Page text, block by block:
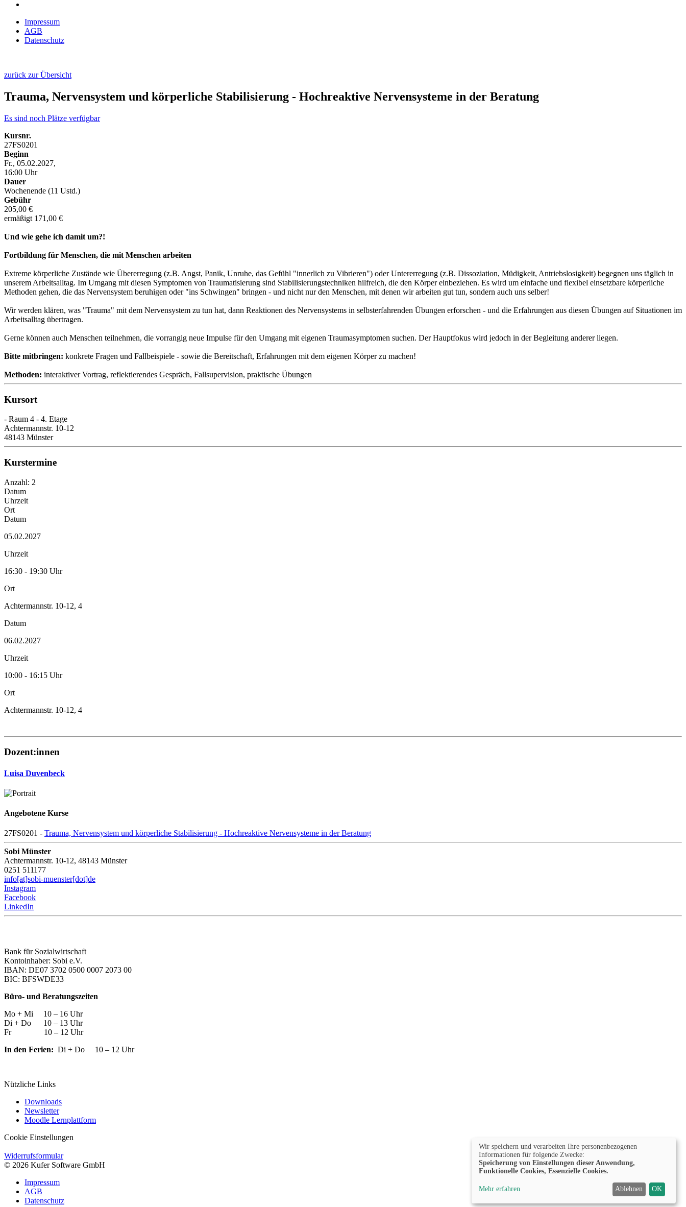
Impressum
AGB
Datenschutz
zurück zur Übersicht
Trauma, Nervensystem und körperliche Stabilisierung - Hochreaktive Nervensysteme in der Beratung
Es sind noch Plätze verfügbar
Kursnr.
27FS0201
Beginn
Fr., 05.02.2027,
16:00 Uhr
Dauer
Wochenende (11 Ustd.)
Gebühr
205,00 €
ermäßigt 171,00 €
Und wie gehe ich damit um?!
Fortbildung für Menschen, die mit Menschen arbeiten
Extreme körperliche Zustände wie Übererregung (z.B. Angst, Panik, Unruhe, das Gefühl "innerlich zu Vibrieren") oder Untererregung (z.B. Dissoziation, Müdigkeit, Antriebslosigkeit) begegnen uns täglich in
unserem Arbeitsalltag. Im Umgang mit diesen Symptomen von Traumatisierung sind Stabilisierungstechniken hilfreich, die den Körper einbeziehen. Es wird um einfache und flexibel einsetzbare körperliche
Methoden gehen, die das Nervensystem beruhigen oder "ins Schwingen" bringen - und nicht nur den Menschen, mit denen wir arbeiten gut tun, sondern auch uns selber!
Wir werden klären, was "Trauma" mit dem Nervensystem zu tun hat, dann Reaktionen des Nervensystems in selbsterfahrenden Übungen erforschen - und die Erfahrungen aus diesen Übungen auf Situationen im
Arbeitsalltag übertragen.
Gerne können auch Menschen teilnehmen, die vorrangig neue Impulse für den Umgang mit eigenen Traumasymptomen suchen. Der Hauptfokus wird jedoch in der Begleitung anderer liegen.
Bitte mitbringen: konkrete Fragen und Fallbeispiele - sowie die Bereitschaft, Erfahrungen mit dem eigenen Körper zu machen!
Methoden: interaktiver Vortrag, reflektierendes Gespräch, Fallsupervision, praktische Übungen
Kursort
- Raum 4 - 4. Etage
Achtermannstr. 10-12
48143 Münster
Kurstermine
Anzahl: 2
Datum
Uhrzeit
Ort
Datum
05.02.2027
Uhrzeit
16:30 - 19:30 Uhr
Ort
Achtermannstr. 10-12, 4
Datum
06.02.2027
Uhrzeit
10:00 - 16:15 Uhr
Ort
Achtermannstr. 10-12, 4
Dozent:innen
Luisa Duvenbeck
Angebotene Kurse
27FS0201 - Trauma, Nervensystem und körperliche Stabilisierung - Hochreaktive Nervensysteme in der Beratung
Sobi Münster
Achtermannstr. 10-12, 48143 Münster
0251 511177
info[at]sobi-muenster[dot]de
Instagram
Facebook
LinkedIn
Bank für Sozialwirtschaft
Kontoinhaber: Sobi e.V.
IBAN: DE07 3702 0500 0007 2073 00
BIC: BFSWDE33
Büro- und Beratungszeiten
Mo + Mi 10 – 16 Uhr
Di + Do 10 – 13 Uhr
Fr 10 – 12 Uhr
In den Ferien: Di + Do 10 – 12 Uhr
Nützliche Links
Downloads
Newsletter
Moodle Lernplattform
Cookie Einstellungen
Widerrufsformular
© 2026 Kufer Software GmbH
Impressum
AGB
Datenschutz
Wir speichern und verarbeiten Ihre personenbezogenen
Informationen für folgende Zwecke:
Speicherung von Einstellungen dieser Anwendung,
Funktionelle Cookies, Essenzielle Cookies.
Mehr erfahren Ablehnen OK